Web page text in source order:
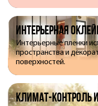
Интерьерная
Интерьерные плёнки
пространства и
поверхностей.
Климат-контроль